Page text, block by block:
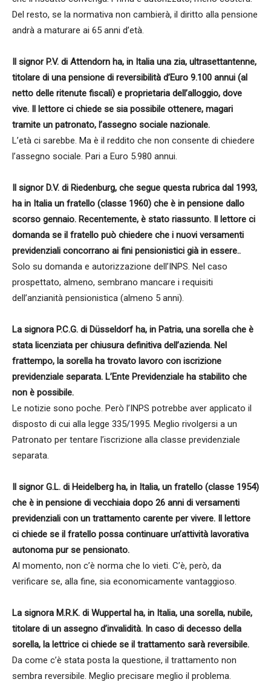
Del resto, se la normativa non cambierà, il diritto alla pensione
andrà a maturare ai 65 anni d’età.
Il signor P.V. di Attendorn ha, in Italia una zia, ultrasettantenne,
titolare di una pensione di reversibilità d’Euro 9.100 annui (al
netto delle ritenute fiscali) e proprietaria dell’alloggio, dove
vive. Il lettore ci chiede se sia possibile ottenere, magari
tramite un patronato, l’assegno sociale nazionale.
L’età ci sarebbe. Ma è il reddito che non consente di chiedere
l’assegno sociale. Pari a Euro 5.980 annui.
Il signor D.V. di Riedenburg, che segue questa rubrica dal 1993,
ha in Italia un fratello (classe 1960) che è in pensione dallo
scorso gennaio. Recentemente, è stato riassunto. Il lettore ci
domanda se il fratello può chiedere che i nuovi versamenti
previdenziali concorrano ai fini pensionistici già in essere..
Solo su domanda e autorizzazione dell’INPS. Nel caso
prospettato, almeno, sembrano mancare i requisiti
dell’anzianità pensionistica (almeno 5 anni).
La signora P.C.G. di Düsseldorf ha, in Patria, una sorella che è
stata licenziata per chiusura definitiva dell’azienda. Nel
frattempo, la sorella ha trovato lavoro con iscrizione
previdenziale separata. L’Ente Previdenziale ha stabilito che
non è possibile.
Le notizie sono poche. Però l’INPS potrebbe aver applicato il
disposto di cui alla legge 335/1995. Meglio rivolgersi a un
Patronato per tentare l’iscrizione alla classe previdenziale
separata.
Il signor G.L. di Heidelberg ha, in Italia, un fratello (classe 1954)
che è in pensione di vecchiaia dopo 26 anni di versamenti
previdenziali con un trattamento carente per vivere. Il lettore
ci chiede se il fratello possa continuare un’attività lavorativa
autonoma pur se pensionato.
Al momento, non c’è norma che lo vieti. C’è, però, da
verificare se, alla fine, sia economicamente vantaggioso.
La signora M.R.K. di Wuppertal ha, in Italia, una sorella, nubile,
titolare di un assegno d’invalidità. In caso di decesso della
sorella, la lettrice ci chiede se il trattamento sarà reversibile.
Da come c’è stata posta la questione, il trattamento non
sembra reversibile. Meglio precisare meglio il problema.